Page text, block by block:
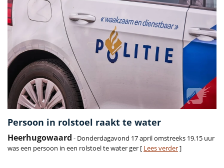
Persoon in rolstoel raakt te water
Heerhugowaard - Donderdagavond 17 april omstreeks 19.15 uur
was een persoon in een rolstoel te water ger [ Lees verder]